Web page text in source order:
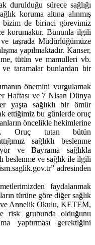
durulduğu sürece sağlığı
koruma altına alınmış
bizim de birinci görevimiz
korumaktır. Bununla ilgili
taşrada Müdürlüğümüze
yapılmaktadır. Kanser,
tütün ve mamulleri vb.
ve taramalar bunlardan bir
önemini vurgulamak
Haftası ve 7 Nisan Dünya
yaşta sağlıklı bir ömür
ettiğimiz bu günlerde oruç
öncelikle hekimlerine
Oruç tutan bütün
sağlıklı beslenme
ve Bayrama sağlıkla
beslenme ve sağlık ile ilgili
adresinden
faydalanmak
türüne göre diğer sağlık
ve Annelik Okulu, KETEM,
risk grubunda olduğunu
yaptırması gerektiğini